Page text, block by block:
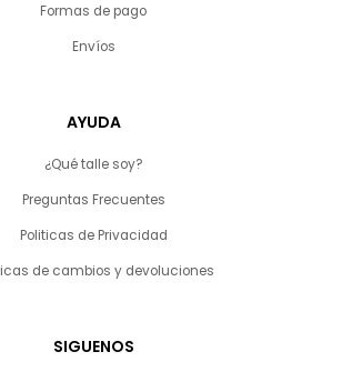
Formas de pago
Envíos
AYUDA
¿Qué talle soy?
Preguntas Frecuentes
Politicas de Privacidad
de cambios y devoluciones
SIGUENOS